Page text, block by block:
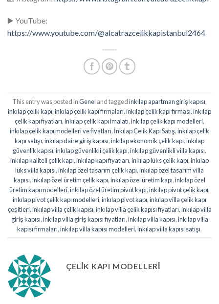
▶️ YouTube:
https://www.youtube.com/@alcatrazcelikkapistanbul2464
This entry was posted inGenel and taggedinkılap apartman giriş kapısı,
inkılap çelik kapı,inkılap çelik kapı firmaları,inkılap çelik kapı firması,inkılap
çelik kapı fiyatları,inkılap çelik kapı imalatı,inkılap çelik kapı modelleri,
inkılap çelik kapı modelleri ve fiyatları, İnkılap Çelik Kapı Satış,inkılap çelik
kapı satışı,inkılap daire giriş kapısı,inkılap ekonomik çelik kapı,inkılap
güvenlik kapısı,inkılap güvenlikli çelik kapı,inkılap güvenlikli villa kapısı,
inkılap kaliteli çelik kapı,inkılap kapı fiyatları,inkılap lüks çelik kapı,inkılap
lüks villa kapısı,inkılap özel tasarım çelik kapı,inkılap özel tasarım villa
kapısı,inkılap özel üretim çelik kapı,inkılap özel üretim kapı,inkılap özel
üretim kapı modelleri,inkılap özel üretim pivot kapı,inkılap pivot çelik kapı,
inkılap pivot çelik kapı modelleri,inkılap pivot kapı,inkılap villa çelik kapı
çeşitleri,inkılap villa çelik kapısı,inkılap villa çelik kapısı fiyatları,inkılap villa
giriş kapısı,inkılap villa giriş kapısı fiyatları,inkılap villa kapısı,inkılap villa
kapısı firmaları,inkılap villa kapısı modelleri,inkılap villa kapısı satışı.
ÇELIK KAPI MODELLERI